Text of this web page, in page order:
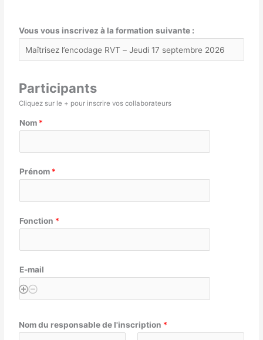
Vous vous inscrivez à la formation suivante :
Participants
Cliquez sur le + pour inscrire vos collaborateurs
Nom *
Prénom *
Fonction *
E-mail
Nom du responsable de l'inscription *